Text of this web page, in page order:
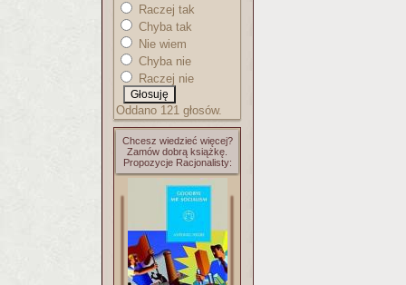
Raczej tak
Chyba tak
Nie wiem
Chyba nie
Raczej nie
Oddano 121 głosów.
Chcesz wiedzieć więcej?
Zamów dobrą książkę.
Propozycje Racjonalisty: